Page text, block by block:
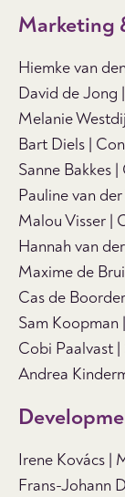
Marketing
Hiemke van
David de Jong
Melanie
Bart Diels |
Sanne Bakkes
Pauline van
Malou Visser |
Hannah van
Maxime de
Cas de
Sam
Cobi Paalvast
Andrea
Irene Kovács |
Frans-Johann